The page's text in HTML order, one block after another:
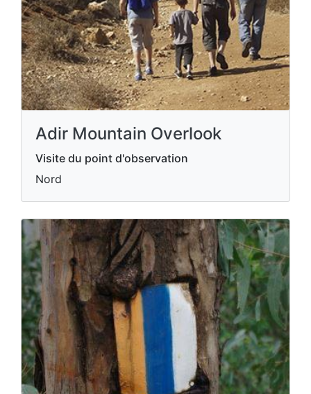
Adir Mountain Overlook
Visite du point d'observation
Nord